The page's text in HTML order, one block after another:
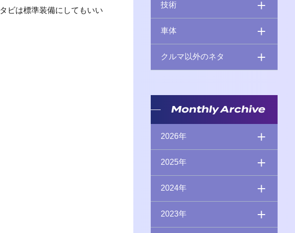
ビは標準装備にしてもいい
技術
車体
クルマ以外のネタ
Monthly Archive
2026年
2025年
2024年
2023年